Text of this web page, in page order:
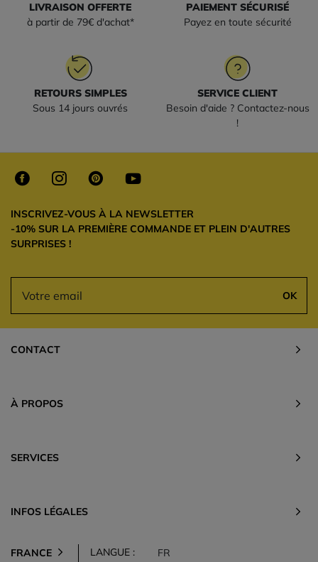
LIVRAISON OFFERTE
à partir de 79€ d'achat*
PAIEMENT SÉCURISÉ
Payez en toute sécurité
RETOURS SIMPLES
Sous 14 jours ouvrés
SERVICE CLIENT
Besoin d'aide ? Contactez-nous
!
INSCRIVEZ-VOUS À LA NEWSLETTER
-10% SUR LA PREMIÈRE COMMANDE ET PLEIN D'AUTRES
SURPRISES !
OK
CONTACT
À PROPOS
SERVICES
INFOS LÉGALES
FRANCE LANGUE : FR